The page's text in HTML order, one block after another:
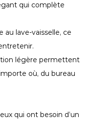
qui complète
au lave-vaisselle, ce
légère permettent
où, du bureau
qui ont besoin d’un